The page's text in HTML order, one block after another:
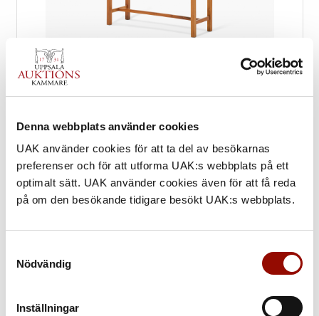
Denna webbplats använder cookies
UAK använder cookies för att ta del av besökarnas
preferenser och för att utforma UAK:s webbplats på ett
optimalt sätt. UAK använder cookies även för att få reda
på om den besökande tidigare besökt UAK:s webbplats.
Nödvändig
Inställningar
209. JOSEF FRANK
€ 3.800 - 5.700